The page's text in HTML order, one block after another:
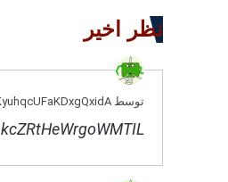
نظر اخیر
توسط KyuhqcUFaKDxgQxidA
kcZRtHeWrgoWMTIL